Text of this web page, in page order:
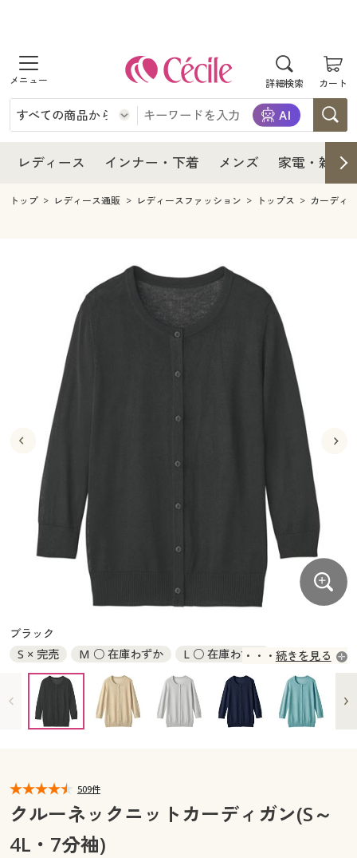
詳細検索 カート
商品を探す
レディース
レディースファッション
インナー・下着
インナー・下着通販すべて
ジュニア・ティーンズ下着
メンズ
メンズファッション
メンズ下着
家電・雑貨すべて
キッチン・雑貨・日用品
寝具・インテリア・家具
寝具・インテリア・家具通販すべて
家具・収納
寝具・ベッド
カーテン・ラグ・ファブリック
美容・健康
美容・健康通販すべて
美容・健康・サプリメント
制服・スクール
制服・スクールすべて
制服・学生服
ジュニア・ティーンズ下着
大きいサイズ
大きいサイズ通販すべて
大きいサイズ レディース服
大きいサイズ レディース下着
大きいサイズ メンズ
大きいサイズ 事務・制服
バーゲン
バーゲンセール
シークレットセール
詳細検索
商品カテゴリ一覧
カタログ・チラシからのご注文
デジタルカタログ
カタログ無料プレゼント
マイページ
閲覧履歴
レディース インナー・下着 メンズ 家電・雑貨
レディース
レディース通販すべて
レディースファッション
インナー・下着
インナー・下着通販すべて
ジュニア・ティーンズ下着
メンズ
キッチン・雑貨・日用品
寝具・インテリア・家具通販すべて
家具・収納
寝具・ベッド
カーテン・ラグ・ファブリック
美容・健康通販すべて
美容・健康・サプリメント
制服・スクール
制服・スクールすべて
制服・学生服
ジュニア・ティーンズ下着
大きいサイズ
大きいサイズ通販すべて
大きいサイズ レディース服
大きいサイズ レディース下着
大きいサイズ メンズ
大きいサイズ 事務・制服
バーゲン
バーゲンセール
シークレットセール
詳細検索
商品カテゴリ一覧
カタログ
カタログ・チラシからのご注文
カタログ無料プレゼント
会員メニュー
閲覧履歴
お気に入り
トップ レディース通販 レディースファッション トップス カーディ
ブラック
S × 完売
M ○ 在庫わずか
L ○ 在庫わずか
LL ◎ 在庫あり
3L × 完売 4L × 完売
続きを見る
509件
クルーネックニットカーディガン(S～
4L・7分袖)